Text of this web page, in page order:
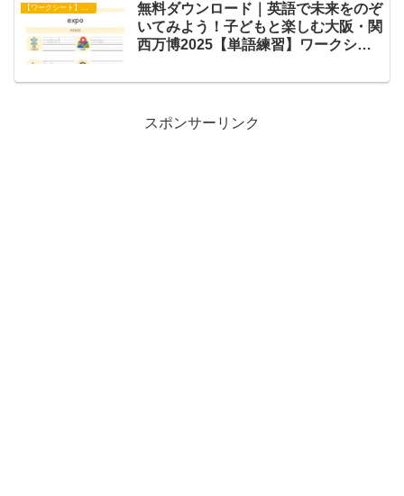
【ワークシート】単語練習
無料ダウンロード｜英語で未来をのぞ
いてみよう！子どもと楽しむ大阪・関
西万博2025【単語練習】ワークシー
スポンサーリンク